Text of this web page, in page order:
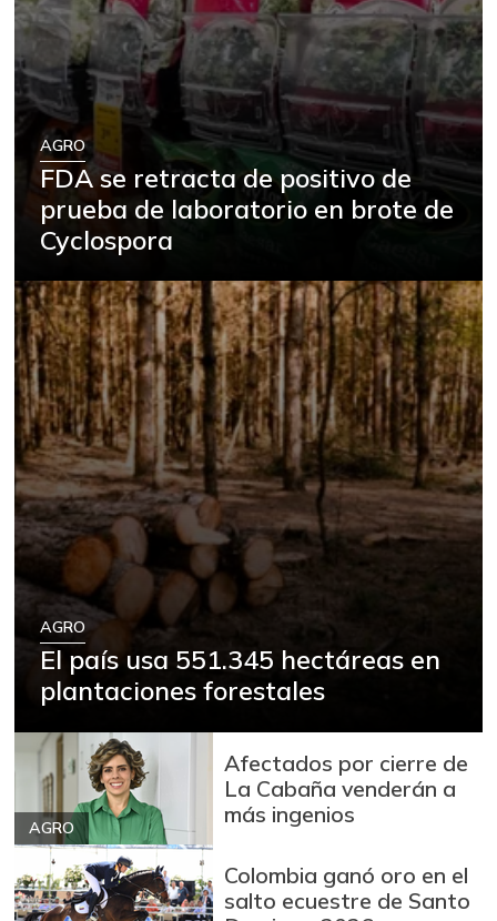
AGRO
FDA se retracta de positivo de
prueba de laboratorio en brote de
Cyclospora
AGRO
El país usa 551.345 hectáreas en
plantaciones forestales
AGRO
Afectados por cierre de
La Cabaña venderán a
más ingenios
Colombia ganó oro en el
salto ecuestre de Santo